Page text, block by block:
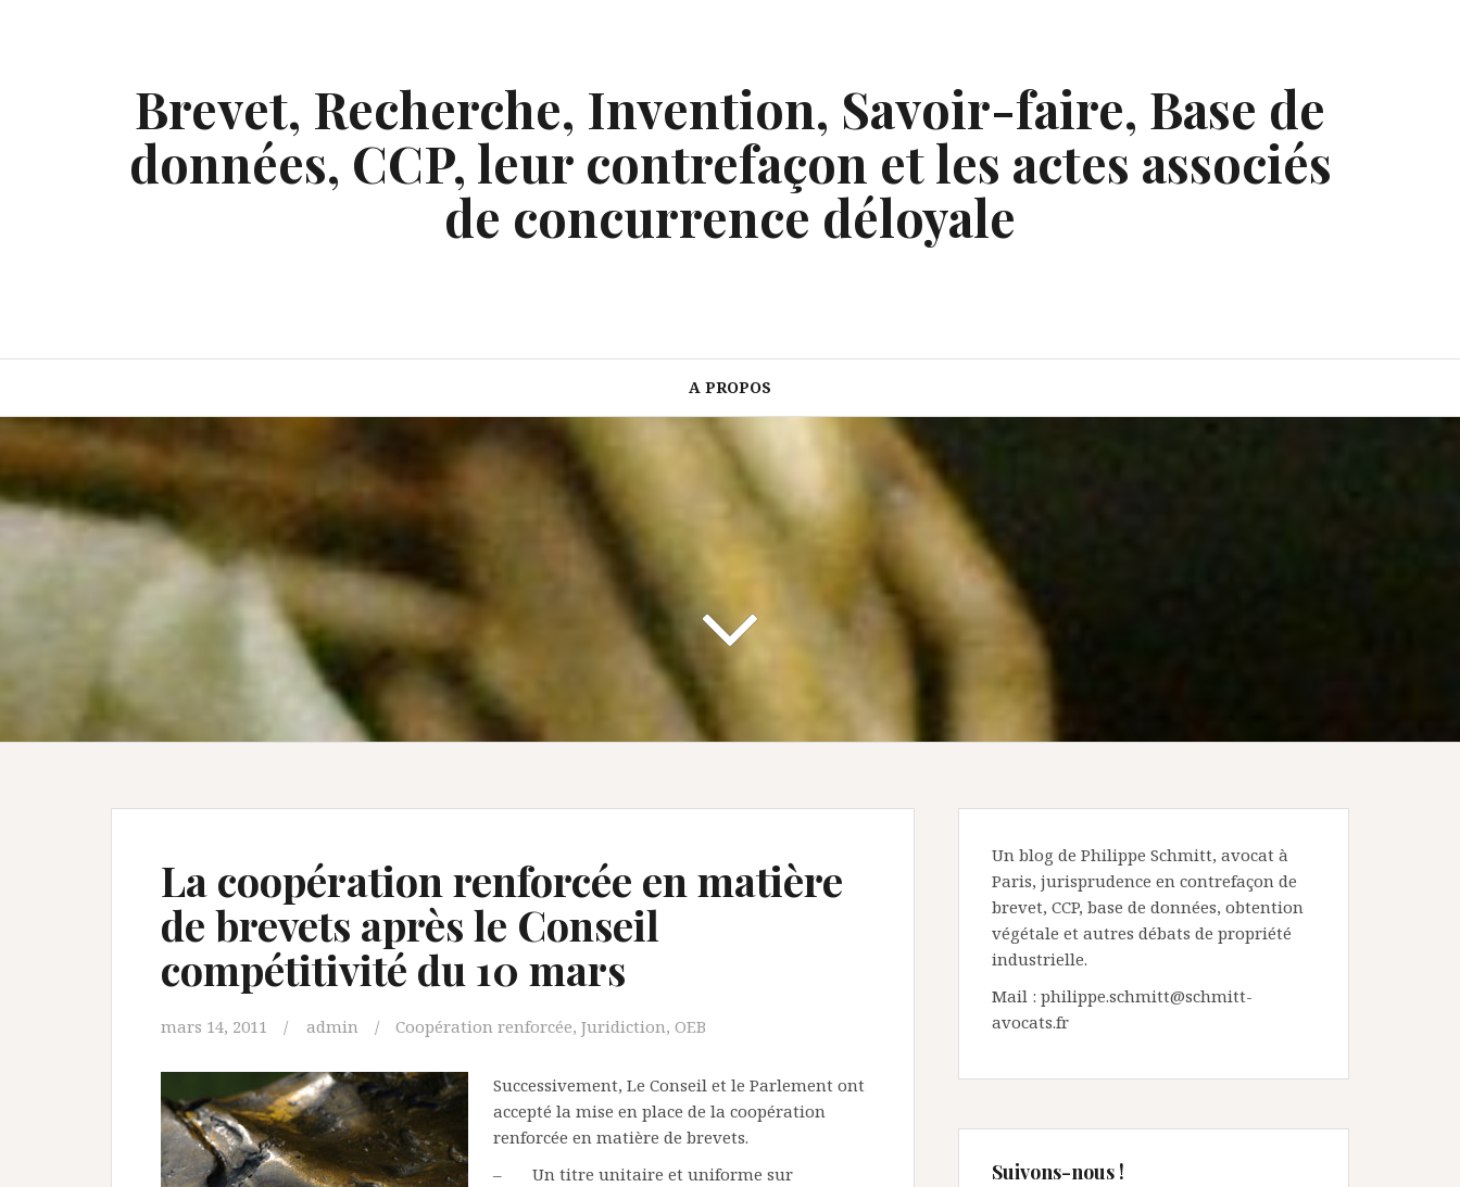
Brevet, Recherche, Invention, Savoir-faire, Base de
données, CCP, leur contrefaçon et les actes associés
de concurrence déloyale
A PROPOS
La coopération renforcée en matière
de brevets après le Conseil
compétitivité du 10 mars
mars 14, 2011 admin Coopération renforcée, Juridiction, OEB
Successivement, Le Conseil et le Parlement ont
accepté la mise en place de la coopération
renforcée en matière de brevets.
– Un titre unitaire et uniforme sur
Un blog de Philippe Schmitt, avocat à
Paris, jurisprudence en contrefaçon de
brevet, CCP, base de données, obtention
végétale et autres débats de propriété
industrielle.
Mail : philippe.schmitt@schmitt-
avocats.fr
Suivons-nous !